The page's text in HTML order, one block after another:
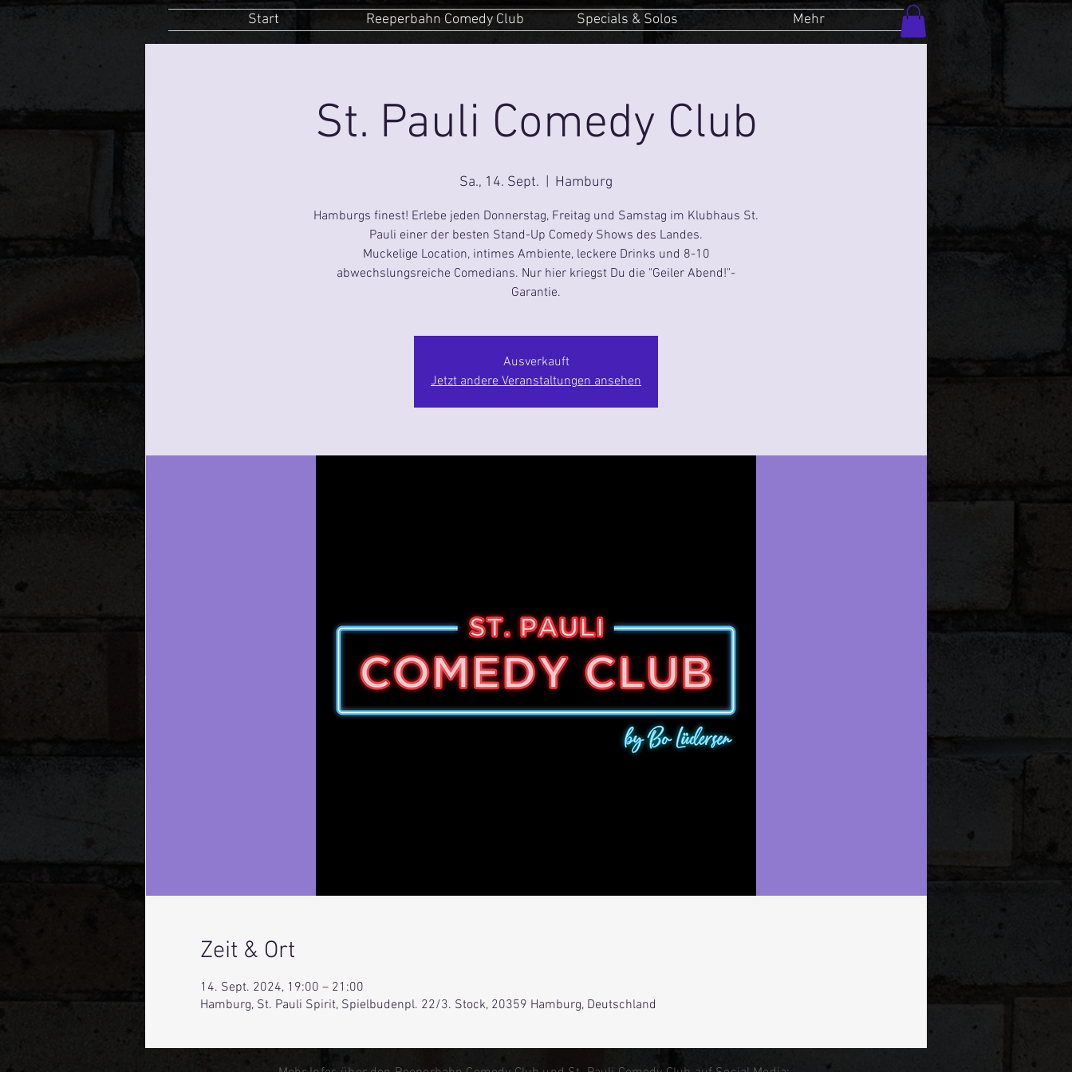
Start Reeperbahn Comedy Club Specials & Solos Mehr
St. Pauli Comedy Club
Sa., 14. Sept. Hamburg
Hamburgs finest! Erlebe jeden Donnerstag, Freitag und Samstag im Klubhaus St.
Pauli einer der besten Stand-Up Comedy Shows des Landes.
Muckelige Location, intimes Ambiente, leckere Drinks und 8-10
abwechslungsreiche Comedians. Nur hier kriegst Du die "Geiler Abend!"-
Garantie.
Ausverkauft
Jetzt andere Veranstaltungen ansehen
Zeit & Ort
14. Sept. 2024, 19:00 – 21:00
Hamburg, St. Pauli Spirit, Spielbudenpl. 22/3. Stock, 20359 Hamburg, Deutschland